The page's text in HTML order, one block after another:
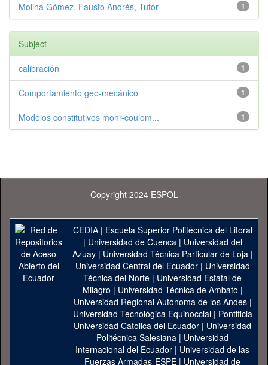
1
Molina Gómez, Fausto Andrés, Tutor
Subject
1
calibración
1
Comportamiento geo-mecánico
1
Modelos constitutivos mohr-coulom...
Copyright 2024 ESPOL
CEDIA| Escuela Superior Politécnica del Litoral
| Universidad de Cuenca| Universidad del
Azuay| Universidad Técnica Particular de Loja|
Universidad Central del Ecuador| Universidad
Técnica del Norte | Universidad Estatal de
Milagro | Universidad Técnica de Ambato |
Universidad Regional Autónoma de los Andes|
Universidad Tecnológica Equinoccial| Pontificia
Universidad Catolica del Ecuador | Universidad
Politécnica Salesiana | Universidad
Internacional del Ecuador | Universidad de las
Fuerzas Armadas-ESPE | Universidad de